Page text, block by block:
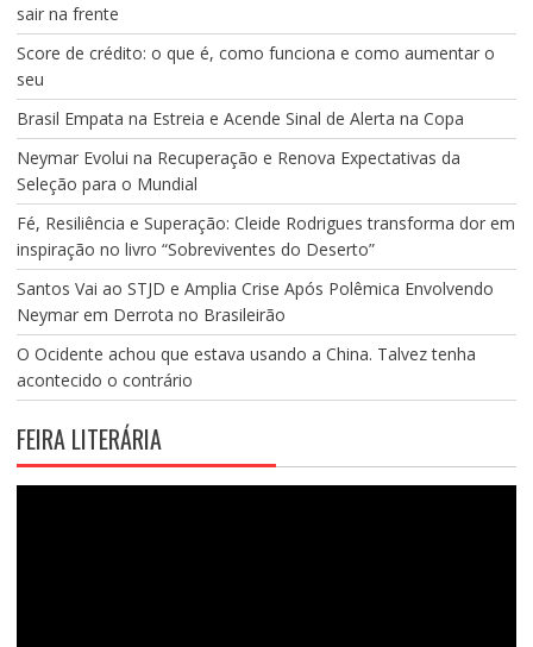
sair na frente
Score de crédito: o que é, como funciona e como aumentar o
seu
Brasil Empata na Estreia e Acende Sinal de Alerta na Copa
Neymar Evolui na Recuperação e Renova Expectativas da
Seleção para o Mundial
Fé, Resiliência e Superação: Cleide Rodrigues transforma dor em
inspiração no livro “Sobreviventes do Deserto”
Santos Vai ao STJD e Amplia Crise Após Polêmica Envolvendo
Neymar em Derrota no Brasileirão
O Ocidente achou que estava usando a China. Talvez tenha
acontecido o contrário
FEIRA LITERÁRIA